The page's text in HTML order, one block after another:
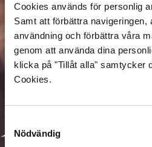
Cookies används för personlig
Samt att förbättra navigeringen,
användning och förbättra våra
genom att använda dina
klicka på "Tillåt alla" samtycker
Cookies.
Nödvändig